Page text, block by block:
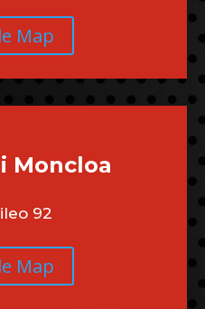
Map
Moncloa
92
Map